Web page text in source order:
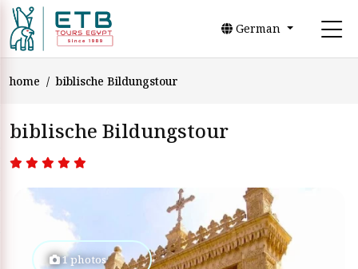
German
home biblische Bildungstour
biblische Bildungstour
1 photos